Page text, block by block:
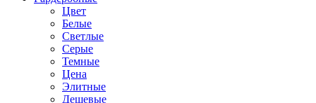
Цвет
Белые
Светлые
Серые
Темные
Цена
Элитные
Дешевые